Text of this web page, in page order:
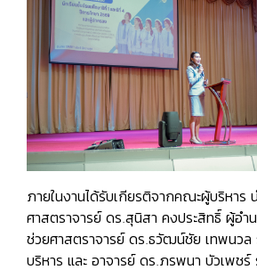
ภายในงานได้รับเกียรติจากคณะผู้บริหาร
ศาสตราจารย์ ดร.สุนิสา คงประสิทธิ์ ผู้อำ
ช่วยศาสตราจารย์ ดร.ธวัฒน์ชัย เทพนวล
บริหาร และ อาจารย์ ดร.ภรพนา บัวเพชร์